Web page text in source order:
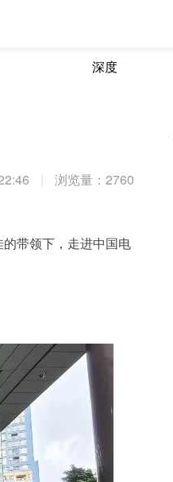
深度
浏览量：2760
带领下，走进中国电